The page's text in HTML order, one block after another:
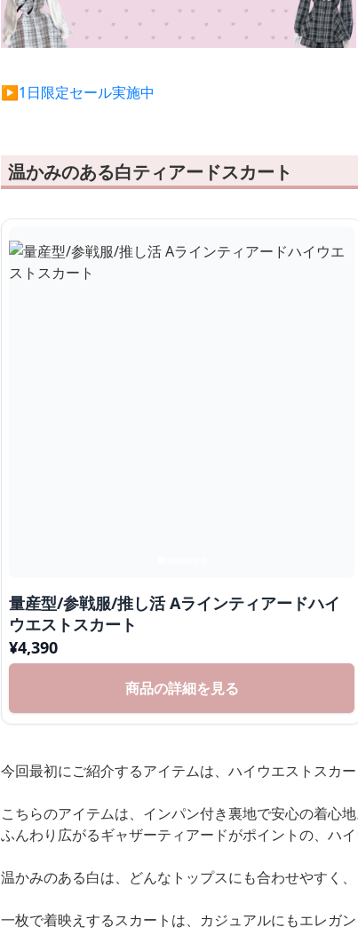
▶︎1日限定セール実施中
温かみのある白ティアードスカート
量産型/参戦服/推し活 Aラインティアードハイ
ウエストスカート
¥4,390
商品の詳細を見る
今回最初にご紹介するアイテムは、ハイウエストスカー
こちらのアイテムは、インパン付き裏地で安心の着心地
ふんわり広がるギャザーティアードがポイントの、ハイ
温かみのある白は、どんなトップスにも合わせやすく、
一枚で着映えするスカートは、カジュアルにもエレガ